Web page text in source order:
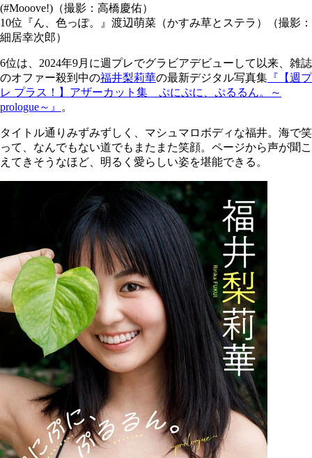
(#Mooove!)（撮影：高橋慶佑）
10位『ん、色っぽ。』渡辺萌菜（かすみ草とステラ）（撮影：
細居幸次郎）
6位は、2024年9月に週プレでグラビアデビューして以来、雑誌
のオファー殺到中の福井梨莉華の最新デジタル写真集 『【週プ
レ プラス！】アザーカット集 ぷにぷに、ぷるるん。～
prologue～』
。
タイトル通りみずみずしく、マシュマロボディな福井。海で笑
って、なんでもない道でもまたまた笑顔。ページから声が聞こ
えてきそうなほど、明るく愛らしい姿を堪能できる。